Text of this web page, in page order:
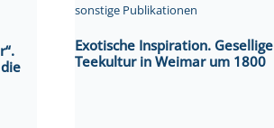
sonstige Publikationen
Exotische Inspiration. Gesellige
Teekultur in Weimar um 1800